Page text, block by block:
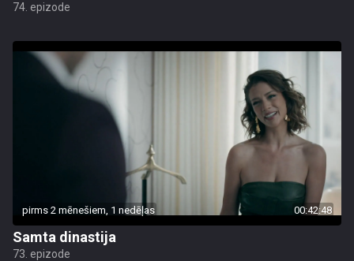
74. epizode
pirms 2 mēnešiem, 1 nedēļas 00:42:48
Samta dinastija
73. epizode